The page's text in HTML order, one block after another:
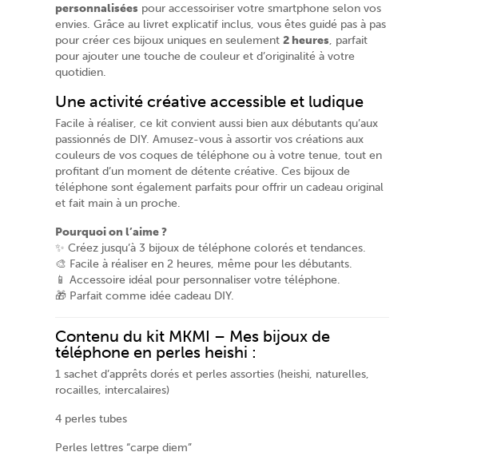
personnalisées pour accessoiriser votre smartphone selon vos
envies. Grâce au livret explicatif inclus, vous êtes guidé pas à pas
pour créer ces bijoux uniques en seulement2 heures, parfait
pour ajouter une touche de couleur et d’originalité à votre
quotidien.
Une activité créative accessible et ludique
Facile à réaliser, ce kit convient aussi bien aux débutants qu’aux
passionnés de DIY. Amusez-vous à assortir vos créations aux
couleurs de vos coques de téléphone ou à votre tenue, tout en
profitant d’un moment de détente créative. Ces bijoux de
téléphone sont également parfaits pour offrir un cadeau original
et fait main à un proche.
Pourquoi on l’aime ?
✨ Créez jusqu’à 3 bijoux de téléphone colorés et tendances.
🎨 Facile à réaliser en 2 heures, même pour les débutants.
📱 Accessoire idéal pour personnaliser votre téléphone.
🎁 Parfait comme idée cadeau DIY.
Contenu du kit MKMI – Mes bijoux de
téléphone en perles heishi :
1 sachet d’apprêts dorés et perles assorties (heishi, naturelles,
rocailles, intercalaires)
4 perles tubes
Perles lettres “carpe diem”